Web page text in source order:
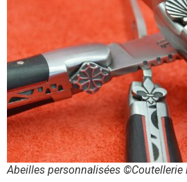
Abeilles personnalisées ©Coutellerie